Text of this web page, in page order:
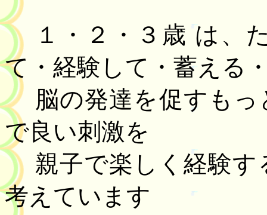
１・２・３歳 は
て・経験して・蓄える
脳の発達を促すも
で良い刺激を
親子で楽しく経験
考えています